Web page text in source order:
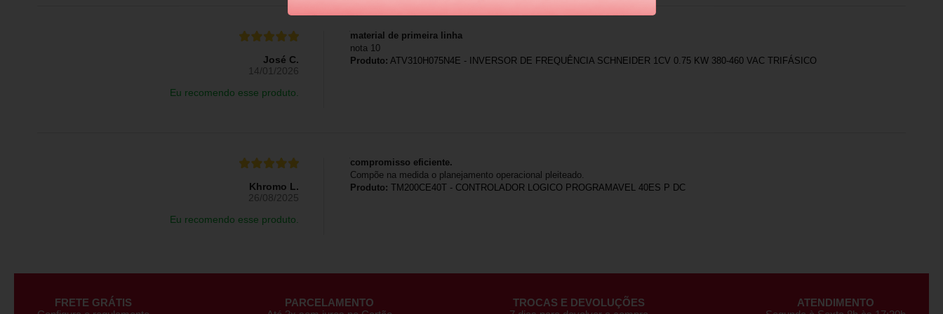
José C.
14/01/2026
Eu recomendo esse produto.
material de primeira linha
nota 10
Produto: ATV310H075N4E - INVERSOR DE FREQUÊNCIA SCHNEIDER 1CV 0.75 KW 380-460 VAC TRIFÁSICO
Khromo L.
26/08/2025
Eu recomendo esse produto.
compromisso eficiente.
Compõe na medida o planejamento operacional pleiteado.
Produto: TM200CE40T - CONTROLADOR LOGICO PROGRAMAVEL 40ES P DC
FRETE GRÁTIS
PARCELAMENTO
TROCAS E DEVOLUÇÕES
ATENDIMENTO